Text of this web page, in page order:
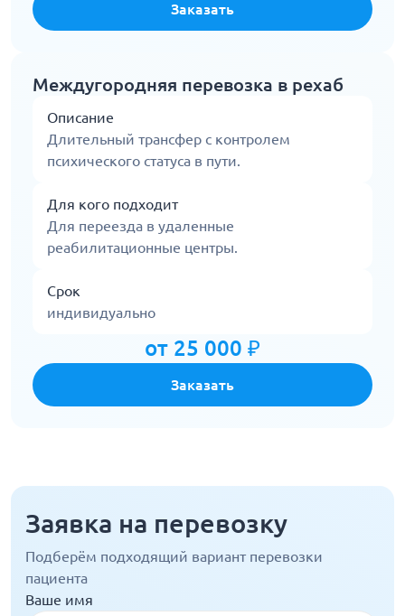
Заказать
Междугородняя перевозка в рехаб
Описание
Длительный трансфер с контролем
психического статуса в пути.
Для кого подходит
Для переезда в удаленные
реабилитационные центры.
Срок
индивидуально
от 25 000 ₽
Заказать
Заявка на перевозку
Подберём подходящий вариант перевозки
пациента
Ваше имя